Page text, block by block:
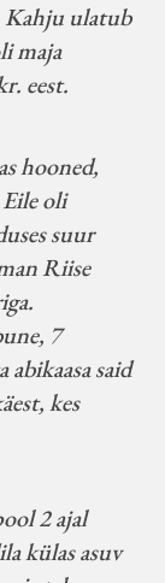
Kahju ulatub
maja
eest.
hooned,
oli
suur
Riise
7
said
kes
2 ajal
külas asuv